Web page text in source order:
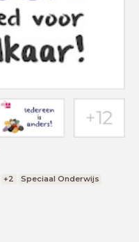
+2 Speciaal Onderwijs